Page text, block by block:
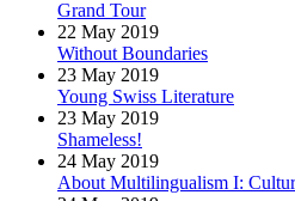
Grand Tour
22 May 2019
Without Boundaries
23 May 2019
Young Swiss Literature
23 May 2019
Shameless!
24 May 2019
About Multilingualism I: